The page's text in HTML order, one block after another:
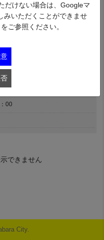
冷】
】
の期間限定提供の場合がありま
市西有家町須川3220-8
00
できません
City.
だけない場合は、Googleマ
みいただくことができませ
をご参照ください。